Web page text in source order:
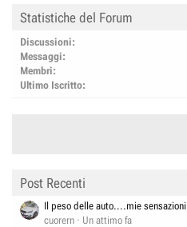
Statistiche del Forum
Discussioni
Messaggi
Membri
Ultimo Iscritto
Post Recenti
Il peso delle auto....mie sensazioni
cuorern
Un attimo fa